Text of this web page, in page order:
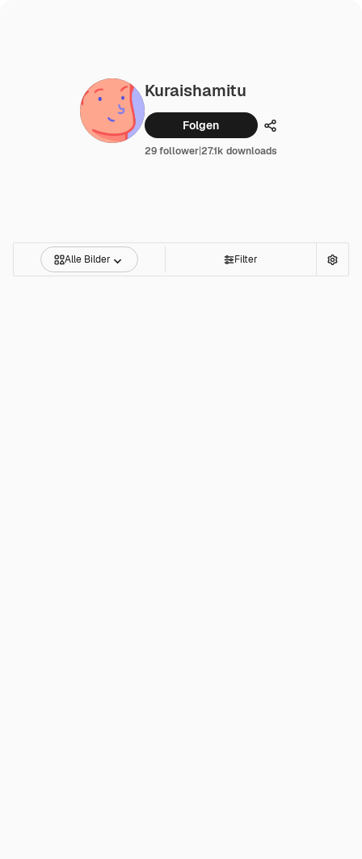
Kuraishamitu
Folgen Teilen
29 follower|27.1k downloads
Alle Bilder Filter